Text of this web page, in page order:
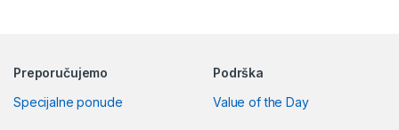
Preporučujemo
Specijalne ponude
Podrška
Value of the Day